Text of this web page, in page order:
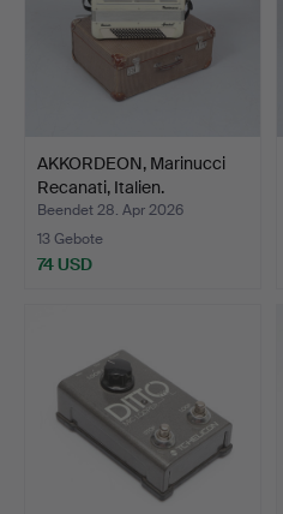
AKKORDEON, Marinucci
Recanati, Italien.
Beendet 28. Apr 2026
13 Gebote
74 USD